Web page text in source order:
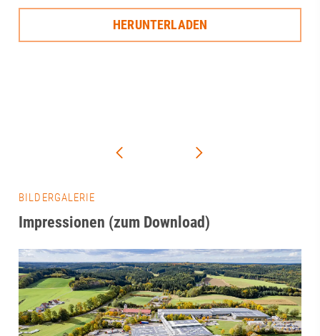
HERUNTERLADEN
BILDERGALERIE
Impressionen (zum Download)